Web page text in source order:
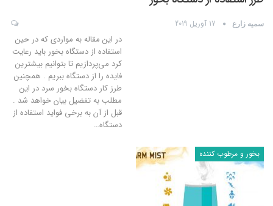
سمیه زارع 17 آوریل 2019
در این مقاله به مواردی که در حین
استفاده از دستگاه بخور باید رعایت
کرد می‌پردازیم تا بتوانیم بیشترین
فایده را از دستگاه ببریم . همچنین
طرز کار دستگاه بخور سرد در این
مطلب به تفضیل بیان خواهد شد .
قبل از آن به برخی فواید استفاده از
دستگاه…
بخور و مرطوب کننده